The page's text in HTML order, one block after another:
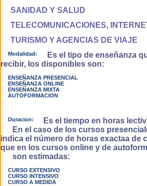
SANIDAD Y SALUD
TELECOMUNICACIONES,
TURISMO Y AGENCIAS DE VIAJE
Modalidad:
Es el tipo de enseñanza
recibir, los disponibles son:
ENSEÑANZA PRESENCIAL
ENSEÑANZA ONLINE
ENSEÑANZA MIXTA
AUTOFORMACION
Duracion:
Es el tiempo en horas
En el caso de los cursos
indica el número de horas exactaa de
que en los cursos online y de
son estimadas:
CURSO EXTENSIVO
CURSO INTENSIVO
CURSO A MEDIDA